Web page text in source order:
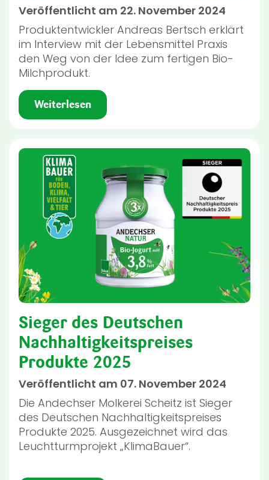
Veröffentlicht am 22. November 2024
Produktentwickler Andreas Bertsch erklärt
im Interview mit der Lebensmittel Praxis
den Weg von der Idee zum fertigen Bio-
Milchprodukt.
Weiterlesen
Sieger des Deutschen
Nachhaltigkeitspreises
Produkte 2025
Veröffentlicht am 07. November 2024
Die Andechser Molkerei Scheitz ist Sieger
des Deutschen Nachhaltigkeitspreises
Produkte 2025. Ausgezeichnet wird das
Leuchtturmprojekt „KlimaBauer“.